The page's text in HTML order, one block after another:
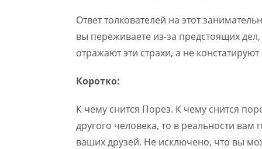
Ответ толкователей на этот
вы переживаете из-за предстоящих
отражают эти страхи, а не
Коротко:
К чему снится Порез. К чему снится
другого человека, то в реальности вам
ваших друзей. Не исключено, что вы